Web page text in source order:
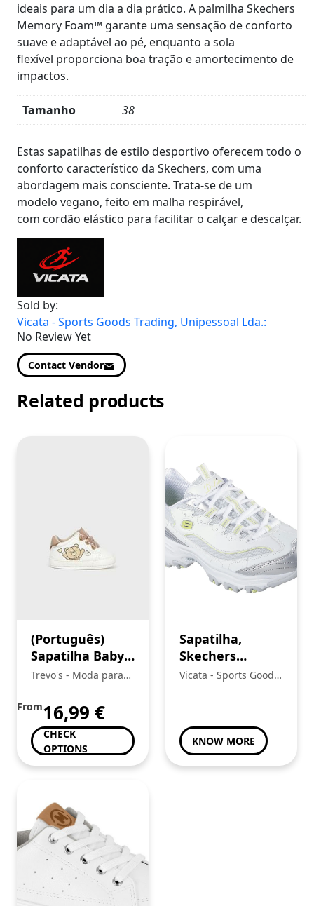
ideais para um dia a dia prático. A palmilha Skechers
Memory Foam™ garante uma sensação de conforto
suave e adaptável ao pé, enquanto a sola
flexível proporciona boa tração e amortecimento de
impactos.
Tamanho
38
Details
Estas sapatilhas de estilo desportivo oferecem todo o
conforto característico da Skechers, com uma
abordagem mais consciente. Trata-se de um
modelo vegano, feito em malha respirável,
com cordão elástico para facilitar o calçar e descalçar.
Sold by:
Vicata - Sports Goods Trading, Unipessoal Lda.:
No Review Yet
Contact Vendor
Related products
(Português)
Sapatilha Baby
Menina,
Trevo's - Moda para
From16,99 €
CHECK
OPTIONS
Sapatilha,
Skechers
D’Lites®
Vicata - Sports Goods
KNOW MORE